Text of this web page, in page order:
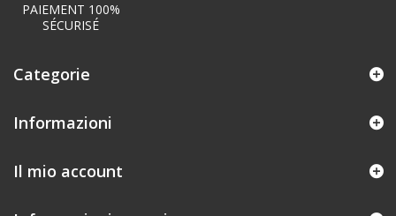
PAIEMENT 100%
SÉCURISÉ
Categorie
Informazioni
Il mio account